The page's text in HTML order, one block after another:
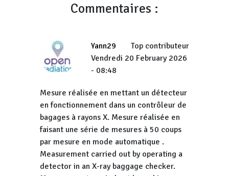
Commentaires :
Yann29
Top contributeur
Vendredi 20 February 2026
- 08:48
Mesure réalisée en mettant un détecteur
en fonctionnement dans un contrôleur de
bagages à rayons X. Mesure réalisée en
faisant une série de mesures à 50 coups
par mesure en mode automatique .
Measurement carried out by operating a
detector in an X-ray baggage checker.